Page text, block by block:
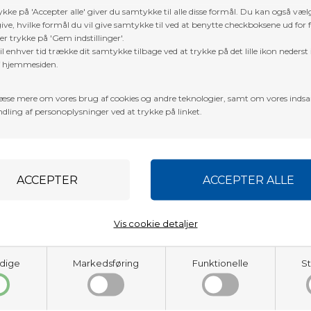
på 'Accepter alle' giver du samtykke til alle disse formål. Du kan også
hvilke formål du vil give samtykke til ved at benytte checkboksene ud for
trykke på 'Gem indstillinger'.
enhver tid trække dit samtykke tilbage ved at trykke på det lille ikon nederst
mere om vores brug af cookies og andre teknologier, samt om vores
af personoplysninger ved at trykke på linket.
Markedsføring Funktionelle
Vis cookie detaljer
fra Darton:
. Denne compoundbue er toppunktet
justerbare yoke-hængsler og 'Perfect Tune' justerbart limb-
også en utroligt glat trækkraft, hvilket sikrer ensartet
tilføjelse til deres arsenal.